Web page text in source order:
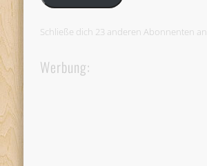
Schließe dich 23 anderen Abonnenten an
Werbung: